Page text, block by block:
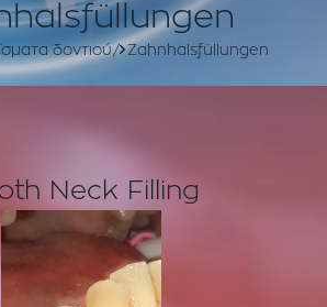
δοντιού Zahnhalsfüllungen
Neck Filling